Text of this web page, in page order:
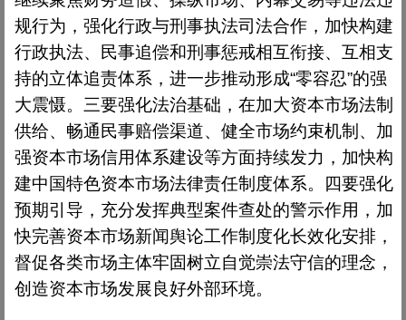
规行为，强化行政与刑事执法司法合作，加快构建
行政执法、民事追偿和刑事惩戒相互衔接、互相支
持的立体追责体系，进一步推动形成“零容忍”的强
大震慑。三要强化法治基础，在加大资本市场法制
供给、畅通民事赔偿渠道、健全市场约束机制、加
强资本市场信用体系建设等方面持续发力，加快构
建中国特色资本市场法律责任制度体系。四要强化
预期引导，充分发挥典型案件查处的警示作用，加
快完善资本市场新闻舆论工作制度化长效化安排，
督促各类市场主体牢固树立自觉崇法守信的理念，
创造资本市场发展良好外部环境。